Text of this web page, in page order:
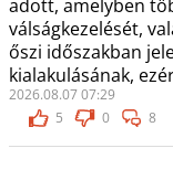
adott, amelyben
válságkezelését,
őszi időszakban
kialakulásának,
2026.08.07 07:29
5
0 8